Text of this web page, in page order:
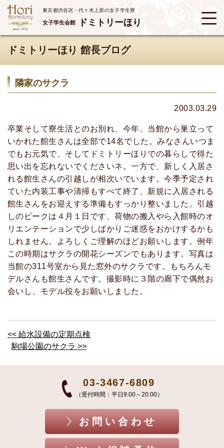
東京都渋谷区・代々木上原の女子学生寮
女子学生会館 ドミトリーほり
ドミトリーほり 館長ブログ
隣家のサクラ
2003.03.29
卒業そして寮生活とのお別れ、今年、当館から巣立って
いかれた館生さんは全部で14名でした。みなさんいつま
でもお元気で、そしてドミトリーほりでの暮らしで得た
思い出を忘れないでくださいネ。一方で、新しく入居さ
れる館生さんの引越しが相次いでいます。今季予定され
ていた内装工事や清掃もすべて終了、新規に入居される
館生さんをお迎えする準備もすっかり整いました。引越
しのピークは４月１日です、荷物の搬入やら入館時のオ
リエンテーションで少しばかりご迷惑をおかけするかも
しれません。よろしくご理解のほどお願いします。例年
この時期はサクラの開花シーズンでもあります。写真は
当館の311号室から見た窓外のサクラです。もちろんモ
デルさんも館生さんです。撮影時に３階の廊下で偶然お
会いし、モデル役をお願いしました。
<< 給水設備の定期点検
駒場公園のサクラ >>
03-3467-6809
（受付時間：平日9:00～20:00）
お問い合わせ